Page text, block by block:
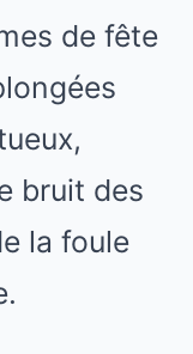
de fête
bruit des
la foule